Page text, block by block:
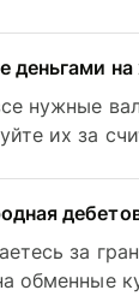
деньгами
нужные
их за
за
обменные